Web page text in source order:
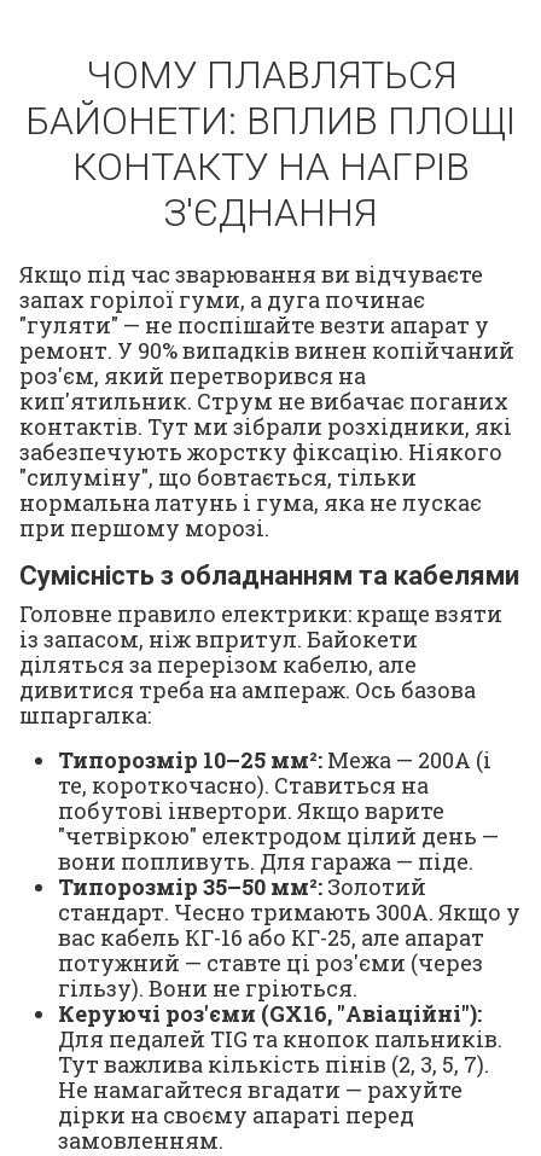
ЧОМУ ПЛАВЛЯТЬСЯ
БАЙОНЕТИ: ВПЛИВ ПЛОЩІ
КОНТАКТУ НА НАГРІВ
З'ЄДНАННЯ
Якщо під час зварювання ви відчуваєте
запах горілої гуми, а дуга починає
"гуляти" — не поспішайте везти апарат у
ремонт. У 90% випадків винен копійчаний
роз'єм, який перетворився на
кип'ятильник. Струм не вибачає поганих
контактів. Тут ми зібрали розхідники, які
забезпечують жорстку фіксацію. Ніякого
"силуміну", що бовтається, тільки
нормальна латунь і гума, яка не лускає
при першому морозі.
Сумісність з обладнанням та кабелями
Головне правило електрики: краще взяти
із запасом, ніж впритул. Байокети
діляться за перерізом кабелю, але
дивитися треба на ампераж. Ось базова
шпаргалка:
Типорозмір 10–25 мм²: Межа — 200А (і
те, короткочасно). Ставиться на
побутові інвертори. Якщо варите
"четвіркою" електродом цілий день —
вони попливуть. Для гаража — піде.
Типорозмір 35–50 мм²: Золотий
стандарт. Чесно тримають 300А. Якщо у
вас кабель КГ-16 або КГ-25, але апарат
потужний — ставте ці роз'єми (через
гільзу). Вони не гріються.
Керуючі роз'єми (GX16, "Авіаційні"):
Для педалей TIG та кнопок пальників.
Тут важлива кількість пінів (2, 3, 5, 7).
Не намагайтеся вгадати — рахуйте
дірки на своєму апараті перед
замовленням.